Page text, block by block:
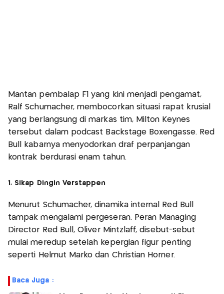
Mantan pembalap F1 yang kini menjadi pengamat,
Ralf Schumacher, membocorkan situasi rapat krusial
yang berlangsung di markas tim, Milton Keynes
tersebut dalam podcast Backstage Boxengasse. Red
Bull kabarnya menyodorkan draf perpanjangan
kontrak berdurasi enam tahun.
1, Sikap Dingin Verstappen
Menurut Schumacher, dinamika internal Red Bull
tampak mengalami pergeseran. Peran Managing
Director Red Bull, Oliver Mintzlaff, disebut-sebut
mulai meredup setelah kepergian figur penting
seperti Helmut Marko dan Christian Horner.
Baca Juga :